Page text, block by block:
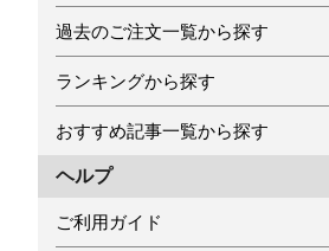
過去のご注文一覧から探す
ランキングから探す
おすすめ記事一覧から探す
ヘルプ
ご利用ガイド